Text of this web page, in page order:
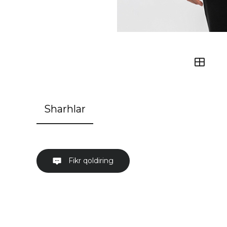
Sharhlar
Fikr qoldiring